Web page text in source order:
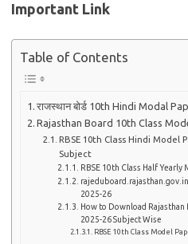
Important Link
Table of Contents
राजस्थान बोर्ड 10th Hindi Modal
Rajasthan Board 10th Class
RBSE 10th Class Hindi Model
Subject
RBSE 10th Class Half
2025-26
How to Download
2025-26 Subject Wise
RBSE 10th Class Model